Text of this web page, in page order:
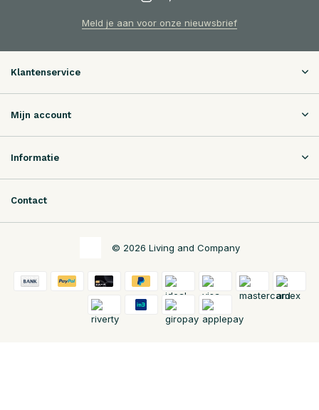
Meld je aan voor onze nieuwsbrief
Klantenservice
Mijn account
Informatie
Contact
© 2026 Living and Company